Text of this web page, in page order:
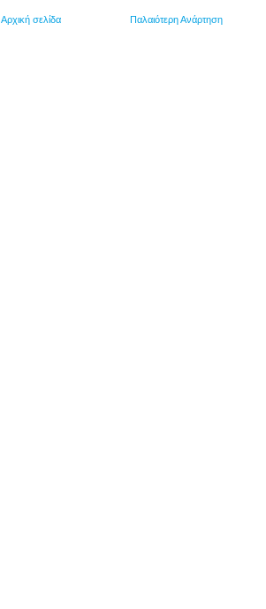
Παλαιότερη Ανάρτηση
Αρχική σελίδα